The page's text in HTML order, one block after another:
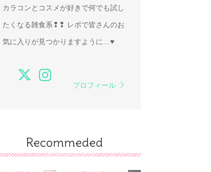
カラコンとコスメが好きで何でも試し
たくなる雑食系❢❢ レポで皆さんのお
気に入りが見つかりますように…♥
プロフィール
Recommeded